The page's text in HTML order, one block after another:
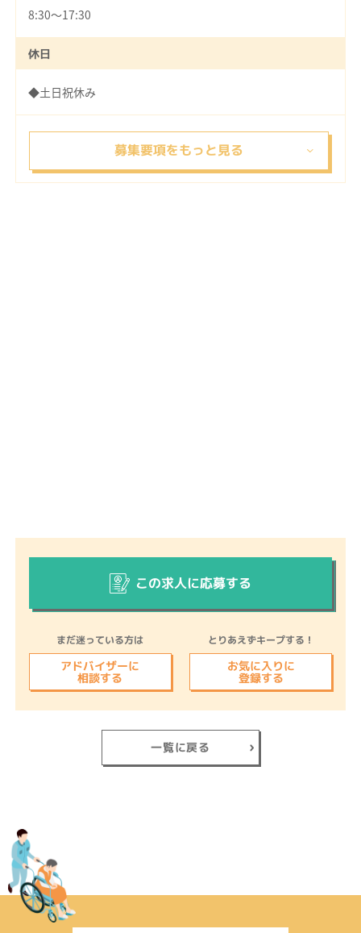
8:30～17:30
休日
◆土日祝休み
この求人に応募する
まだ迷っている方は
アドバイザーに
相談する
とりあえずキープする！
お気に入りに
登録する
一覧に戻る